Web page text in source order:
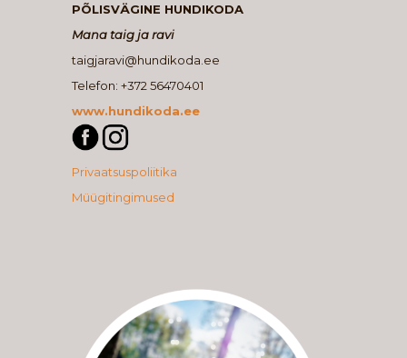
PÕLISVÄGINE HUNDIKODA
Mana taig ja ravi
taigjaravi@hundikoda.ee
Telefon: +372 56470401
www.hundikoda.ee
Privaatsuspoliitika
Müügitingimused